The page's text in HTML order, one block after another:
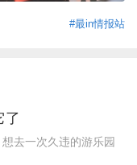
#最in情报站
了
去一次久违的游乐园